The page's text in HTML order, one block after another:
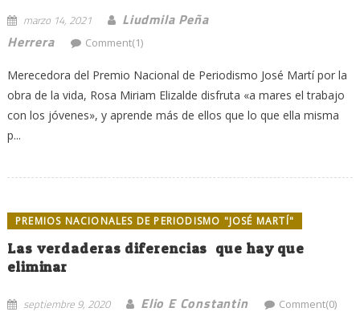
marzo 14, 2021
Liudmila Peña
Herrera
Comment(1)
Merecedora del Premio Nacional de Periodismo José Martí por la
obra de la vida, Rosa Miriam Elizalde disfruta «a mares el trabajo
con los jóvenes», y aprende más de ellos que lo que ella misma
p...
PREMIOS NACIONALES DE PERIODISMO "JOSÉ MARTÍ"
Las verdaderas diferencias que hay que
eliminar
septiembre 9, 2020 Elio E Constantin Comment(0)